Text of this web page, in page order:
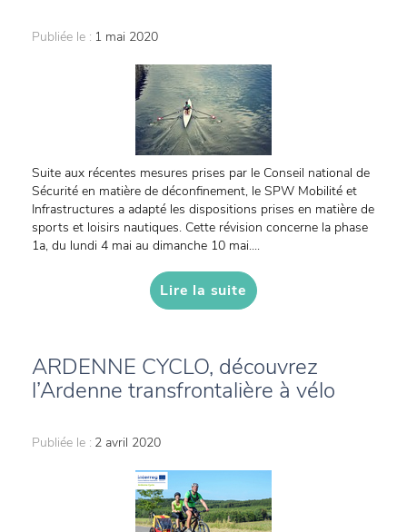
Publiée le : 1 mai 2020
Suite aux récentes mesures prises par le Conseil national de
Sécurité en matière de déconfinement, le SPW Mobilité et
Infrastructures a adapté les dispositions prises en matière de
sports et loisirs nautiques. Cette révision concerne la phase
1a, du lundi 4 mai au dimanche 10 mai....
Lire la suite
ARDENNE CYCLO, découvrez
l’Ardenne transfrontalière à vélo
Publiée le : 2 avril 2020